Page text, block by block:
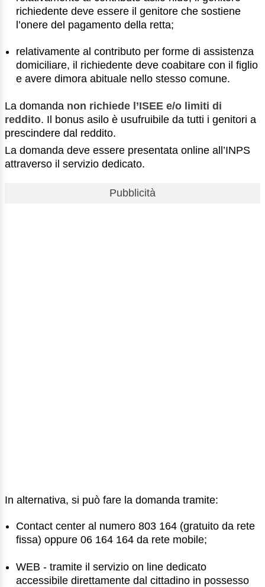
richiedente deve essere il genitore che sostiene
l’onere del pagamento della retta;
relativamente al contributo per forme di assistenza
domiciliare, il richiedente deve coabitare con il figlio
e avere dimora abituale nello stesso comune.
La domanda non richiede l’ISEE e/o limiti di
reddito. Il bonus asilo è usufruibile da tutti i genitori a
prescindere dal reddito.
La domanda deve essere presentata online all’INPS
attraverso il servizio dedicato.
Pubblicità
In alternativa, si può fare la domanda tramite:
Contact center al numero 803 164 (gratuito da rete
fissa) oppure 06 164 164 da rete mobile;
WEB - tramite il servizio on line dedicato
accessibile direttamente dal cittadino in possesso